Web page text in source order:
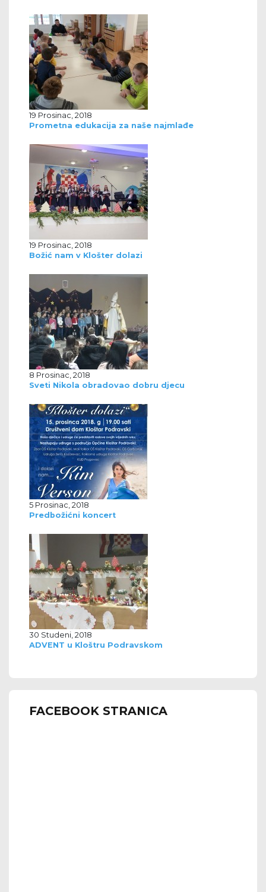
19 Prosinac, 2018
Prometna edukacija za naše najmlađe
19 Prosinac, 2018
Božić nam v Klošter dolazi
8 Prosinac, 2018
Sveti Nikola obradovao dobru djecu
5 Prosinac, 2018
Predbožićni koncert
30 Studeni, 2018
ADVENT u Kloštru Podravskom
FACEBOOK STRANICA